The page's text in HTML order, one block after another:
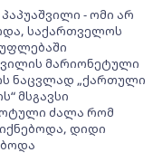
- ომი არ
საქართველოს
მარიონეტული
ნაცვლად „ქართული
მსგავსი
ძალა რომ
დიდი